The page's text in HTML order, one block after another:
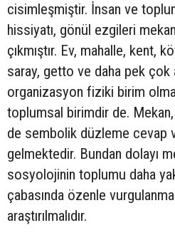
cisimleşmiştir. İnsan ve
hissiyatı, gönül ezgileri
çıkmıştır. Ev, mahalle, kent,
saray, getto ve daha pek çok
organizasyon fiziki birim
toplumsal birimdir de.
de sembolik düzleme cevap
gelmektedir. Bundan dolayı
sosyolojinin toplumu daha
çabasında özenle
araştırılmalıdır.